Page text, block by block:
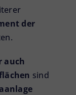
der
auch
sind